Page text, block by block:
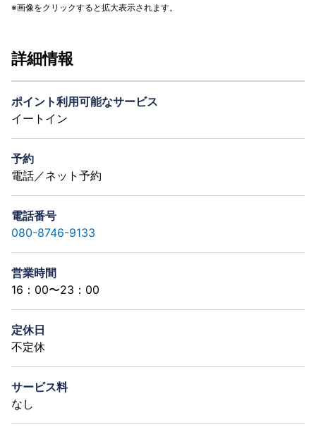
画像をクリックすると拡大表示されます。
詳細情報
ポイント利用可能なサービス
イートイン
予約
電話／ネット予約
電話番号
080-8746-9133
営業時間
16：00〜23：00
定休日
不定休
サービス料
なし